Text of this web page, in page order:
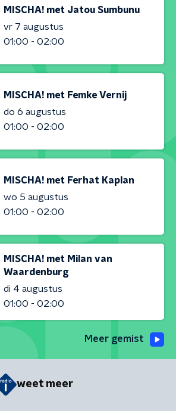
MISCHA! met Jatou Sumbunu
vr 7 augustus
01:00 - 02:00
MISCHA! met Femke Vernij
do 6 augustus
01:00 - 02:00
MISCHA! met Ferhat Kaplan
wo 5 augustus
01:00 - 02:00
MISCHA! met Milan van
Waardenburg
di 4 augustus
01:00 - 02:00
Meer gemist
weet meer